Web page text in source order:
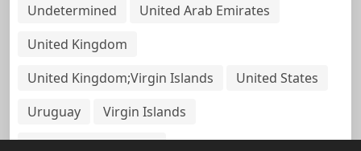
Undetermined
United Arab Emirates
United Kingdom
United Kingdom;Virgin Islands
United States
Uruguay
Virgin Islands
Virgin Islands, British